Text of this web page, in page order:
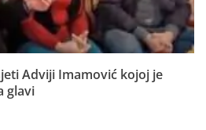
Adviji Imamović kojoj je
glavi